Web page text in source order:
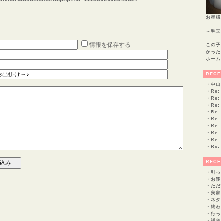
情報を保存する
お星
～毛
この
かっ
ホー
・ 中
・ Re:
・ Re:
・ Re:
・ Re:
・ Re:
・ Re:
・ Re:
・ Re:
・ Re:
・ 引
・ お
・ た
・ 実
・ ネ
・ 終
・ 行